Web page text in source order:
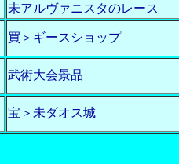
未アルヴァニスタのレース
買＞ギースショップ
武術大会景品
宝＞未ダオス城